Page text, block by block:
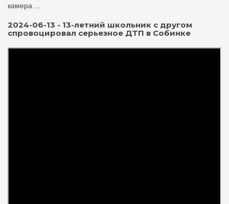
камера ...
2024-06-13 - 13-летний школьник с другом
спровоцировал серьезное ДТП в Собинке